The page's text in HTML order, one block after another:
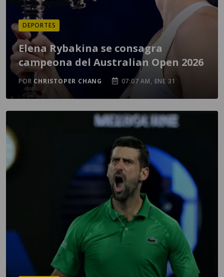
DEPORTES
Elena Rybakina se consagra
campeona del Australian Open 2026
POR CHRISTOPER CHANG 07:07 AM, ENE 31